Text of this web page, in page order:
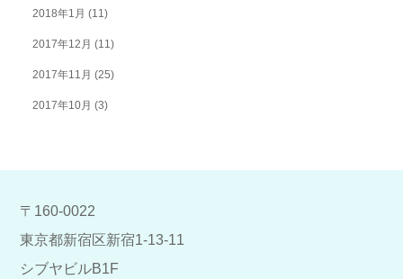
2018年1月 (11)
2017年12月 (11)
2017年11月 (25)
2017年10月 (3)
〒160-0022
東京都新宿区新宿1-13-11
シブヤビルB1F